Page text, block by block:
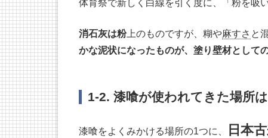
体育祭で新しく白線を引く度に、「粉を吸
消石灰は粉上のものですが、糊や麻すさ と
かな泥状になったものが、塗り壁材としての
1-2. 漆喰が使われてきた場所は
漆喰をよくみかける場所の1つに、 日本